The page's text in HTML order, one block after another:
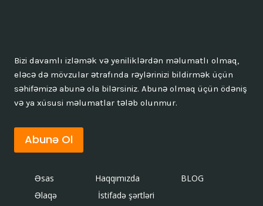
Bizi davamlı izləmək və yeniliklərdən məlumatlı olmaq,
eləcə də mövzular ətrafında rəylərinizi bildirmək üçün
səhifəmizə abunə ola bilərsiniz. Abunə olmaq üçün ödəniş
və ya xüsusi məlumatlar tələb olunmur.
Abunə Ol
Əsas Haqqımızda
BLOG
Əlaqə
İstifadə şərtləri